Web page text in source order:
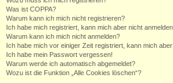
Was ist COPPA?
Warum kann ich mich nicht registrieren?
Ich habe mich registriert, kann mich aber nicht
Warum kann ich mich nicht anmelden?
Ich habe mich vor einiger Zeit registriert, kann mich
Ich habe mein Passwort vergessen!
Warum werde ich automatisch abgemeldet?
Wozu ist die Funktion „Alle Cookies löschen“?